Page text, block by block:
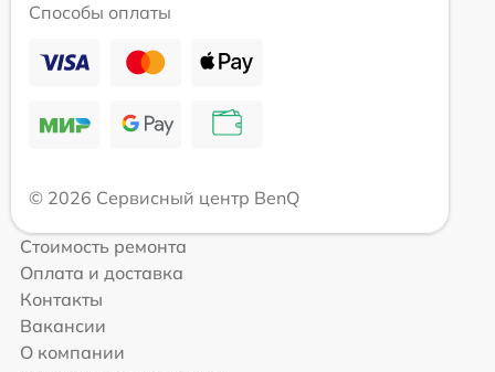
Способы оплаты
© 2026 Сервисный центр BenQ
Стоимость ремонта
Оплата и доставка
Контакты
Вакансии
О компании